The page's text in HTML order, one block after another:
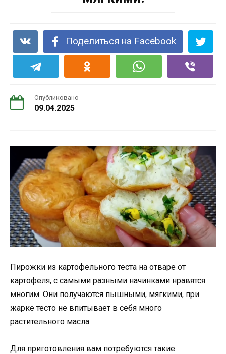
Поделиться на Facebook
Опубликовано
09.04.2025
Пирожки из картофельного теста на отваре от
картофеля, с самыми разными начинками нравятся
многим. Они получаются пышными, мягкими, при
жарке тесто не впитывает в себя много
растительного масла.
Для приготовления вам потребуются такие